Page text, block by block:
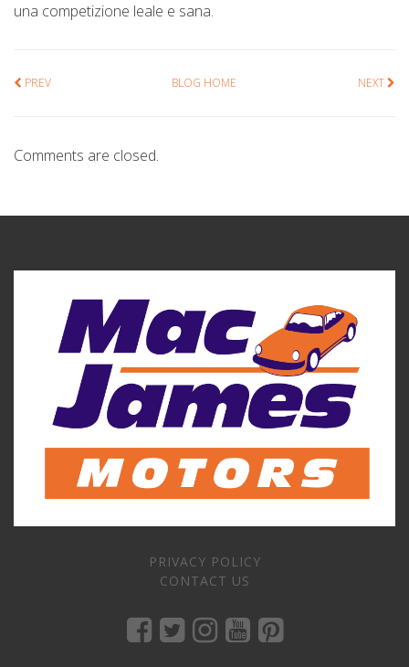
una competizione leale e sana.
PREV BLOG HOME NEXT
Comments are closed.
PRIVACY POLICY
CONTACT US